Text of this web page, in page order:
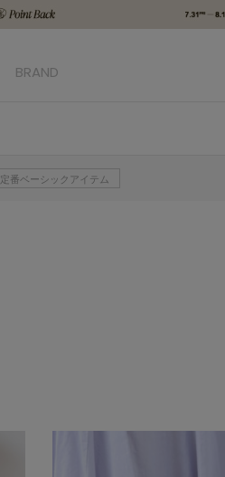
BRAND
定番ベーシックアイテム